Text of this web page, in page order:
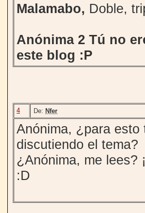
Malamabo, Doble,
Anónima 2 Tú no
este blog :P
4 De: Nfer
Anónima, ¿para
discutiendo el tema?
¿Anónima, me lees?
:D